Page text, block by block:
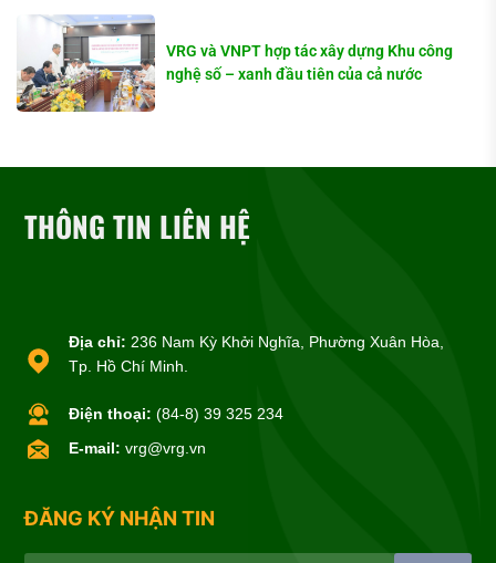
VRG và VNPT hợp tác xây dựng Khu công
nghệ số – xanh đầu tiên của cả nước
THÔNG TIN LIÊN HỆ
Địa chỉ: 236 Nam Kỳ Khởi Nghĩa, Phường Xuân Hòa,
Tp. Hồ Chí Minh.
Điện thoại: (84-8) 39 325 234
E-mail: vrg@vrg.vn
ĐĂNG KÝ NHẬN TIN